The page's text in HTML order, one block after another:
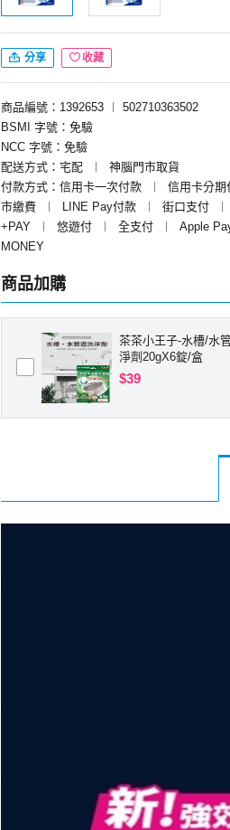
分享 收藏
商品編號：1392653 ︱
502710363502
BSMI 字號：免驗
NCC 字號：免驗
配送方式：宅配
︱
神腦門市取貨
付款方式：信用卡一次付款
︱ 信用卡分期
市繳費
︱ LINE Pay付款 ︱ 街口支付 ︱
+PAY
︱ 悠遊付 ︱ 全支付 ︱ Apple
MONEY
商品加購
茶茶小王子-水槽/水
淨劑20gX6錠/盒
$39